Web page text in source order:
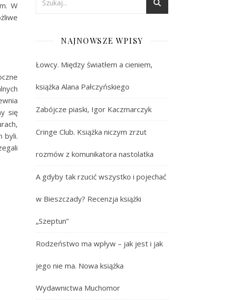
W
się
byli.
NAJNOWSZE WPISY
Łowcy. Między światłem a cieniem,
książka Alana Pałczyńskiego
Zabójcze piaski, Igor Kaczmarczyk
Cringe Club. Książka niczym zrzut
rozmów z komunikatora nastolatka
A gdyby tak rzucić wszystko i pojechać
w Bieszczady? Recenzja książki
„Szeptun”
Rodzeństwo ma wpływ – jak jest i jak
jego nie ma. Nowa książka
Wydawnictwa Muchomor